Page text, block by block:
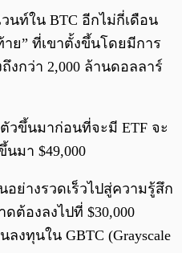
วนท์ใน BTC อีกไม่กี่เดือน
ย” ที่เขาตั้งขึ้นโดยมีการ
งกว่า 2,000 ล้านดอลลาร์
วขึ้นมาก่อนที่จะมี ETF จะ
นมา $49,000
ย่างรวดเร็วไปสู่ความรู้สึก
ต้องลงไปที่ $30,000
งทุนใน GBTC (Grayscale